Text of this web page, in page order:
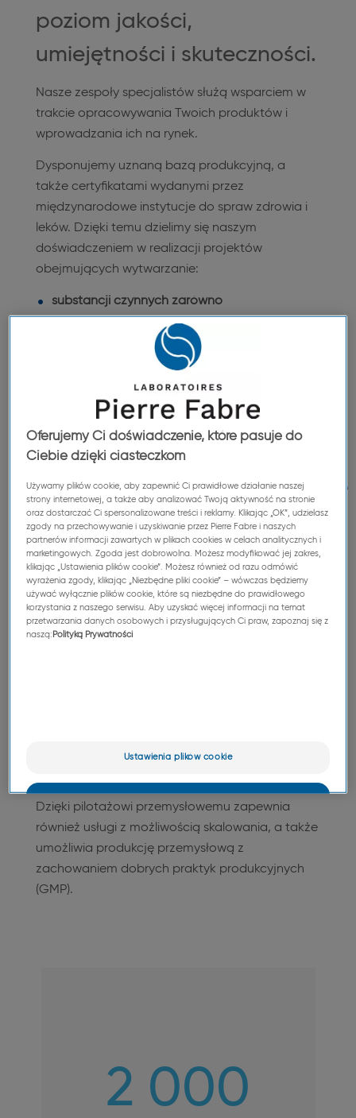
poziom jakości,
umiejętności i skuteczności.
Nasze zespoły specjalistów służą wsparciem w
trakcie opracowywania Twoich produktów i
wprowadzania ich na rynek.
Dysponujemy uznaną bazą produkcyjną, a
także certyfikatami wydanymi przez
międzynarodowe instytucje do spraw zdrowia i
leków. Dzięki temu dzielimy się naszym
doświadczeniem w realizacji projektów
obejmujących wytwarzanie:
substancji czynnych zarówno
farmaceutycznych, jak i
niefarmaceutycznych,
produktów suchych i płynnych niesterylnych.
Substancje
czynne farmaceutyczne
niefarmaceutyczne
Czerpiąc z ponad 40-letniego doświadczenia w
branży, Pierre Fabre CDMO dostarcza surowce i
oferuje kompletną usługę przemysłowej
produkcji substancji czynnych pochodzenia
cytotoksycznych, hodowli komórek roślinnych.
Dzięki pilotażowi przemysłowemu zapewnia
również usługi z możliwością skalowania, a także
umożliwia produkcję przemysłową z
zachowaniem dobrych praktyk produkcyjnych
(GMP).
2 000
Oferujemy Ci doświadczenie, które pasuje do
Ciebie dzięki ciasteczkom
Używamy plików cookie, aby zapewnić Ci prawidłowe działanie naszej
strony internetowej, a także aby analizować Twoją aktywność na stronie
oraz dostarczać Ci spersonalizowane treści i reklamy. Klikając „OK”, udzielasz
zgody na przechowywanie i uzyskiwanie przez Pierre Fabre i naszych
partnerów informacji zawartych w plikach cookies w celach analitycznych i
marketingowych. Zgoda jest dobrowolna. Możesz modyfikować jej zakres,
klikając „Ustawienia plików cookie”. Możesz również od razu odmówić
wyrażenia zgody, klikając „Niezbędne pliki cookie” – wówczas będziemy
używać wyłącznie plików cookie, które są niezbędne do prawidłowego
korzystania z naszego serwisu. Aby uzyskać więcej informacji na temat
przetwarzania danych osobowych i przysługujących Ci praw, zapoznaj się z
naszą: Polityką Prywatności
Ustawienia plików cookie